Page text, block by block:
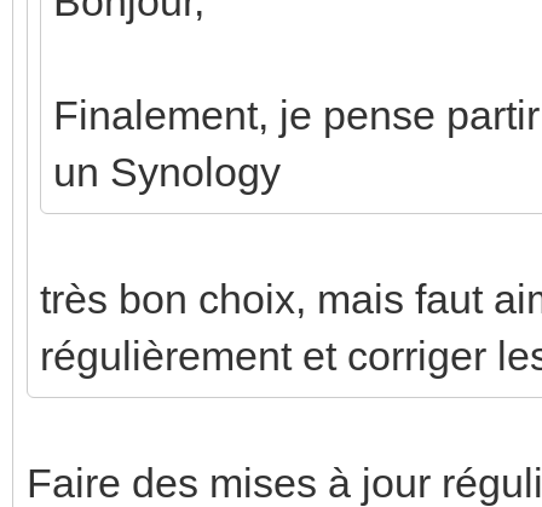
Finalement, je pense
un Synology
très bon choix, mais faut
régulièrement et corriger
Faire des mises à jour